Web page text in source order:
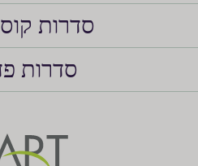
סדרות
סדרות